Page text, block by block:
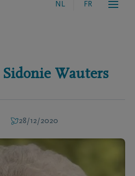
NL FR
Wauters
28/12/2020